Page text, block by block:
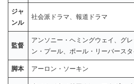
ジャ
ンル
社会派ドラマ、報道ドラマ
監督
アンソニー・ヘミングウェイ、グ
ン・プール、ポール・リーバースタ
脚本 アーロン・ソーキン